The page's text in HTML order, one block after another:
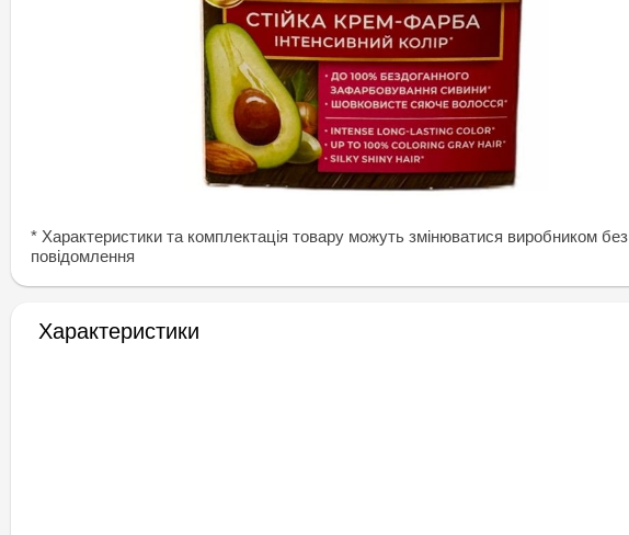
* Характеристики та комплектація товару можуть змінюватися виробником без
повідомлення
Характеристики